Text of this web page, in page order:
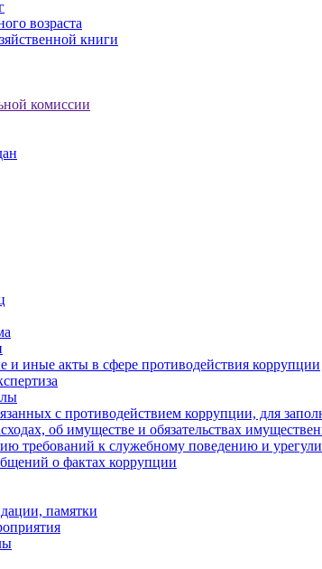
возраста
книги
комиссии
и иные акты в сфере противодействия коррупции
с противодействием коррупции, для
об имуществе и обязательствах
требований к служебному поведению и
о фактах коррупции
памятки